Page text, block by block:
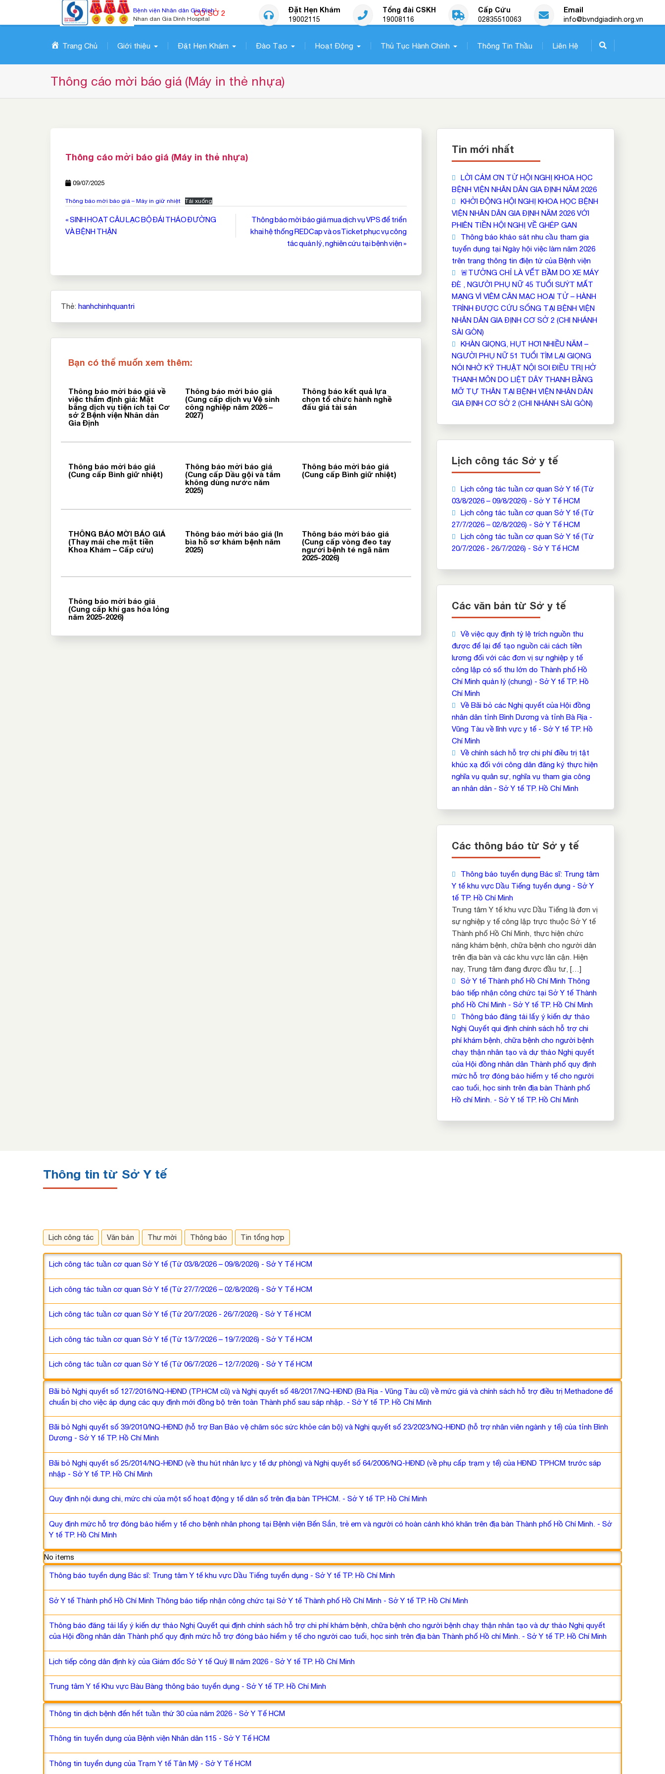
o
n
Bệnh viện Nhân dân Gia Định
Nhan dan Gia Dinh Hospital
CƠ SỞ 2 Đặt Hẹn Khám
19002115
Tổng đài CSKH
19008116
Cấp Cứu
02835510063
Email
info@bvndgiadinh.org.vn
Trang Chủ Giới thiệu Đặt Hẹn Khám Đào Tạo Hoạt Động Thủ Tục Hành Chính Thông Tin Thầu Liên Hệ
Thông cáo mời báo giá (Máy in thẻ nhựa)
Thông cáo mời báo giá (Máy in thẻ nhựa)
09/07/2025
Thông báo mời báo giá – Máy in giữ nhiệt Tải xuống
Điều
hướng
viết
« SINH HOẠT CÂU LẠC BỘ ĐÁI THÁO ĐƯỜNG
VÀ BỆNH THẬN
Thông báo mời báo giá mua dịch vụ VPS để triển
khai hệ thống REDCap và osTicket phục vụ công
tác quản lý, nghiên cứu tại bệnh viện »
Thẻ: hanhchinhquantri
Bạn có thể muốn xem thêm:
Thông báo mời báo giá về
việc thẩm định giá: Mặt
bằng dịch vụ tiện ích tại Cơ
sở 2 Bệnh viện Nhân dân
Gia Định
Thông báo mời báo giá
(Cung cấp dịch vụ Vệ sinh
công nghiệp năm 2026 –
2027)
Thông báo kết quả lựa
chọn tổ chức hành nghề
đấu giá tài sản
Thông báo mời báo giá
(Cung cấp Bình giữ nhiệt)
Thông báo mời báo giá
(Cung cấp Dầu gội và tắm
không dùng nước năm
2025)
Thông báo mời báo giá
(Cung cấp Bình giữ nhiệt)
THÔNG BÁO MỜI BÁO GIÁ
(Thay mái che mặt tiền
Khoa Khám – Cấp cứu)
Thông báo mời báo giá (In
bìa hồ sơ khám bệnh năm
2025)
Thông báo mời báo giá
(Cung cấp vòng đeo tay
người bệnh té ngã năm
2025-2026)
Thông báo mời báo giá
(Cung cấp khí gas hóa lỏng
năm 2025-2026)
Tin mới nhất
LỜI CẢM ƠN TỪ HỘI NGHỊ KHOA HỌC
BỆNH VIỆN NHÂN DÂN GIA ĐỊNH NĂM 2026
KHỞI ĐỘNG HỘI NGHỊ KHOA HỌC BỆNH
VIỆN NHÂN DÂN GIA ĐỊNH NĂM 2026 VỚI
PHIÊN TIỀN HỘI NGHỊ VỀ GHÉP GAN
Thông báo khảo sát nhu cầu tham gia
tuyển dụng tại Ngày hội việc làm năm 2026
trên trang thông tin điện tử của Bệnh viện
🚨TƯỞNG CHỈ LÀ VẾT BẦM DO XE MÁY
ĐÈ , NGƯỜI PHỤ NỮ 45 TUỔI SUÝT MẤT
MẠNG VÌ VIÊM CÂN MẠC HOẠI TỬ – HÀNH
TRÌNH ĐƯỢC CỨU SỐNG TẠI BỆNH VIỆN
NHÂN DÂN GIA ĐỊNH CƠ SỞ 2 (CHI NHÁNH
SÀI GÒN)
KHÀN GIỌNG, HỤT HƠI NHIỀU NĂM –
NGƯỜI PHỤ NỮ 51 TUỔI TÌM LẠI GIỌNG
NÓI NHỜ KỸ THUẬT NỘI SOI ĐIỀU TRỊ HỞ
THANH MÔN DO LIỆT DÂY THANH BẰNG
MỠ TỰ THÂN TẠI BỆNH VIỆN NHÂN DÂN
GIA ĐỊNH CƠ SỞ 2 (CHI NHÁNH SÀI GÒN)
Lịch công tác Sở y tế
Lịch công tác tuần cơ quan Sở Y tế (Từ
03/8/2026 – 09/8/2026) - Sở Y Tế HCM
Lịch công tác tuần cơ quan Sở Y tế (Từ
27/7/2026 – 02/8/2026) - Sở Y Tế HCM
Lịch công tác tuần cơ quan Sở Y tế (Từ
20/7/2026 - 26/7/2026) - Sở Y Tế HCM
Các văn bản từ Sở y tế
Về việc quy định tỷ lệ trích nguồn thu
được để lại để tạo nguồn cải cách tiền
lương đối với các đơn vị sự nghiệp y tế
công lập có số thu lớn do Thành phố Hồ
Chí Minh quản lý (chung) - Sở Y tế TP. Hồ
Chí Minh
Về Bãi bỏ các Nghị quyết của Hội đồng
nhân dân tỉnh Bình Dương và tỉnh Bà Rịa -
Vũng Tàu về lĩnh vực y tế - Sở Y tế TP. Hồ
Chí Minh
Về chính sách hỗ trợ chi phí điều trị tật
khúc xạ đối với công dân đăng ký thực hiện
nghĩa vụ quân sự, nghĩa vụ tham gia công
an nhân dân - Sở Y tế TP. Hồ Chí Minh
Các thông báo từ Sở y tế
Thông báo tuyển dụng Bác sĩ: Trung tâm
Y tế khu vực Dầu Tiếng tuyển dụng - Sở Y
tế TP. Hồ Chí Minh
Trung tâm Y tế khu vực Dầu Tiếng là đơn vị
sự nghiệp y tế công lập trực thuộc Sở Y tế
Thành phố Hồ Chí Minh, thực hiện chức
năng khám bệnh, chữa bệnh cho người dân
trên địa bàn và các khu vực lân cận. Hiện
nay, Trung tâm đang được đầu tư, […]
Sở Y tế Thành phố Hồ Chí Minh Thông
báo tiếp nhận công chức tại Sở Y tế Thành
phố Hồ Chí Minh - Sở Y tế TP. Hồ Chí Minh
Thông báo đăng tải lấy ý kiến dự thảo
Nghị Quyết qui định chính sách hỗ trợ chi
phí khám bệnh, chữa bệnh cho người bệnh
chạy thận nhân tạo và dự thảo Nghị quyết
của Hội đồng nhân dân Thành phố quy định
mức hỗ trợ đóng bảo hiểm y tế cho người
cao tuổi, học sinh trên địa bàn Thành phố
Hồ chí Minh. - Sở Y tế TP. Hồ Chí Minh
Thông tin từ Sở Y tế
Lịch công tác Văn bản Thư mời Thông báo Tin tổng hợp
Lịch công tác tuần cơ quan Sở Y tế (Từ 03/8/2026 – 09/8/2026) - Sở Y Tế HCM
Lịch công tác tuần cơ quan Sở Y tế (Từ 27/7/2026 – 02/8/2026) - Sở Y Tế HCM
Lịch công tác tuần cơ quan Sở Y tế (Từ 20/7/2026 - 26/7/2026) - Sở Y Tế HCM
Lịch công tác tuần cơ quan Sở Y tế (Từ 13/7/2026 – 19/7/2026) - Sở Y Tế HCM
Lịch công tác tuần cơ quan Sở Y tế (Từ 06/7/2026 – 12/7/2026) - Sở Y Tế HCM
Bãi bỏ Nghị quyết số 127/2016/NQ-HĐND (TP.HCM cũ) và Nghị quyết số 48/2017/NQ-HĐND (Bà Rịa - Vũng Tàu cũ) về mức giá và chính sách hỗ trợ điều trị Methadone để
chuẩn bị cho việc áp dụng các quy định mới đồng bộ trên toàn Thành phố sau sáp nhập. - Sở Y tế TP. Hồ Chí Minh
Bãi bỏ Nghị quyết số 39/2010/NQ-HĐND (hỗ trợ Ban Bảo vệ chăm sóc sức khỏe cán bộ) và Nghị quyết số 23/2023/NQ-HĐND (hỗ trợ nhân viên ngành y tế) của tỉnh Bình
Dương - Sở Y tế TP. Hồ Chí Minh
Bãi bỏ Nghị quyết số 25/2014/NQ-HĐND (về thu hút nhân lực y tế dự phòng) và Nghị quyết số 64/2006/NQ-HĐND (về phụ cấp trạm y tế) của HĐND TPHCM trước sáp
nhập - Sở Y tế TP. Hồ Chí Minh
Quy định nội dung chi, mức chi của một số hoạt động y tế dân số trên địa bàn TPHCM. - Sở Y tế TP. Hồ Chí Minh
Quy định mức hỗ trợ đóng bảo hiểm y tế cho bệnh nhân phong tại Bệnh viện Bến Sắn, trẻ em và người có hoàn cảnh khó khăn trên địa bàn Thành phố Hồ Chí Minh. - Sở
Y tế TP. Hồ Chí Minh
No items
Thông báo tuyển dụng Bác sĩ: Trung tâm Y tế khu vực Dầu Tiếng tuyển dụng - Sở Y tế TP. Hồ Chí Minh
Sở Y tế Thành phố Hồ Chí Minh Thông báo tiếp nhận công chức tại Sở Y tế Thành phố Hồ Chí Minh - Sở Y tế TP. Hồ Chí Minh
Thông báo đăng tải lấy ý kiến dự thảo Nghị Quyết qui định chính sách hỗ trợ chi phí khám bệnh, chữa bệnh cho người bệnh chạy thận nhân tạo và dự thảo Nghị quyết
của Hội đồng nhân dân Thành phố quy định mức hỗ trợ đóng bảo hiểm y tế cho người cao tuổi, học sinh trên địa bàn Thành phố Hồ chí Minh. - Sở Y tế TP. Hồ Chí Minh
Lịch tiếp công dân định kỳ của Giám đốc Sở Y tế Quý III năm 2026 - Sở Y tế TP. Hồ Chí Minh
Trung tâm Y tế Khu vực Bàu Bàng thông báo tuyển dụng - Sở Y tế TP. Hồ Chí Minh
Thông tin dịch bệnh đến hết tuần thứ 30 của năm 2026 - Sở Y Tế HCM
Thông tin tuyển dụng của Bệnh viện Nhân dân 115 - Sở Y Tế HCM
Thông tin tuyển dụng của Trạm Y tế Tân Mỹ - Sở Y Tế HCM